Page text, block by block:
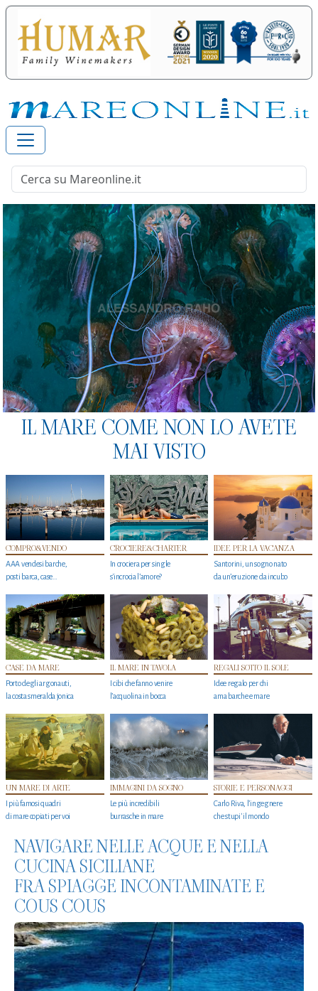
IL MARE COME NON LO AVETE
MAI VISTO
COMPRO&VENDO
AAA vendesi barche,
posti barca, case…
CROCIERE&CHARTER
In crociera per single
s'incrocia l’amore?
IDEE PER LA VACANZA
Santorini, un sogno nato
da un’eruzione da incubo
CASE DA MARE
Porto degli argonauti,
la costa smeralda jonica
IL MARE IN TAVOLA
I cibi che fanno venire
l’acquolina in bocca
REGALI SOTTO IL SOLE
Idee regalo per chi
ama barche e mare
UN MARE DI ARTE
I più famosi quadri
di mare copiati per voi
IMMAGINI DA SOGNO
Le più incredibili
burrasche in mare
STORIE E PERSONAGGI
Carlo Riva, l’ingegnere
che stupi' il mondo
NAVIGARE NELLE ACQUE E NELLA
CUCINA SICILIANE
FRA SPIAGGE INCONTAMINATE E
COUS COUS